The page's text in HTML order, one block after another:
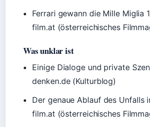
Ferrari gewann die Mille Miglia
film.at (österreichisches
Was unklar ist
Einige Dialoge und private
denken.de (Kulturblog)
Der genaue Ablauf des Unfalls
film.at (österreichisches